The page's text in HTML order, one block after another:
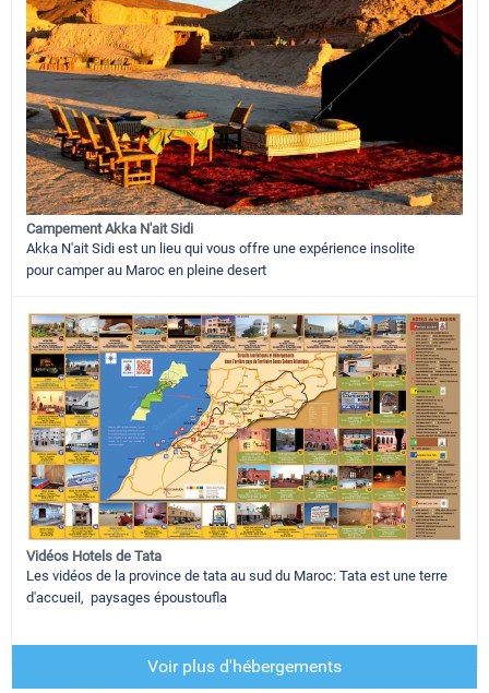
Campement Akka N'ait Sidi
Akka N'ait Sidi est un lieu qui vous offre une expérience insolite
pour camper au Maroc en pleine desert
Vidéos Hotels de Tata
Les vidéos de la province de tata au sud du Maroc: Tata est une terre
d'accueil, paysages époustoufla
Voir plus d'hébergements